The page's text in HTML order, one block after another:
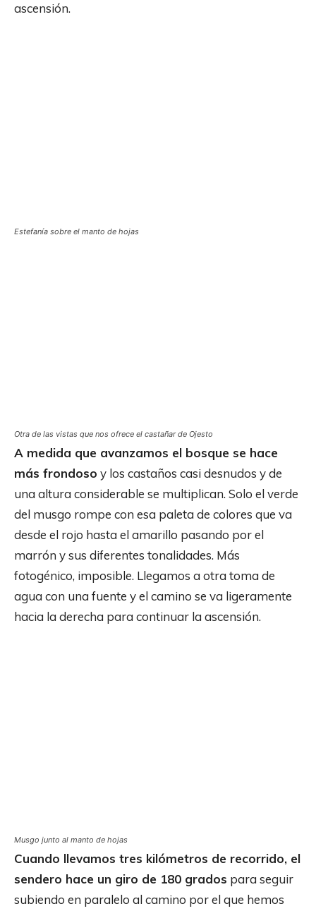
ascensión.
Estefanía sobre el manto de hojas
Otra de las vistas que nos ofrece el castañar de Ojesto
A medida que avanzamos el bosque se hace
más frondoso y los castaños casi desnudos y de
una altura considerable se multiplican. Solo el verde
del musgo rompe con esa paleta de colores que va
desde el rojo hasta el amarillo pasando por el
marrón y sus diferentes tonalidades. Más
fotogénico, imposible. Llegamos a otra toma de
agua con una fuente y el camino se va ligeramente
hacia la derecha para continuar la ascensión.
Musgo junto al manto de hojas
Cuando llevamos tres kilómetros de recorrido, el
sendero hace un giro de 180 grados para seguir
subiendo en paralelo al camino por el que hemos